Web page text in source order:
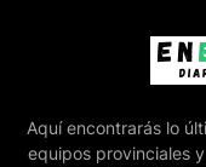
Aquí encontrarás lo
equipos provinciales